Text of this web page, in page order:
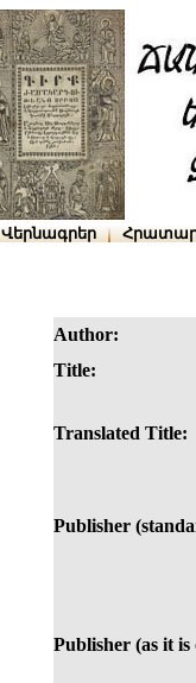
Վերնագրեր
Author:
Title:
Translated Title:
Publisher
Publisher (as it